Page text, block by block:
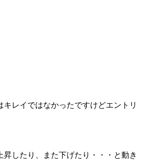
キレイではなかったですけどエントリ
昇したり、また下げたり・・・と動き